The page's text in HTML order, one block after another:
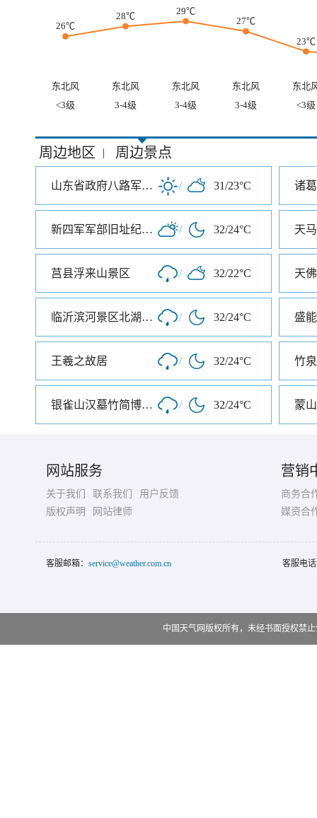
26℃
28℃
29℃
27℃
23℃
东北风 东北风 东北风 东北风
东北
<3级
3-4级 3-4级 3-4级 <3级
周边地区 | 周边景点
山东省政府八路军115师司令部旧址 / 31/23°C 诸
新四军军部旧址纪念馆 / 32/24°C 天
莒县浮来山景区 / 32/22°C 天
临沂滨河景区北湖心岛 / 32/24°C 盛
王羲之故居 / 32/24°C 竹
银雀山汉墓竹简博物馆 / 32/24°C 蒙山
网站服务
关于我们 联系我们
用户反馈
版权声明
网站律师
营销
商务合
媒资合
客服邮箱： service@weather.com.cn 客服电
中国天气网版权所有，未经书面授权